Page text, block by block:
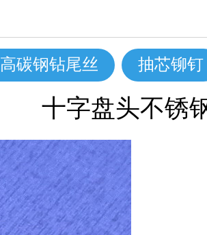
高碳钢钻尾丝 抽芯铆钉
十字盘头不锈